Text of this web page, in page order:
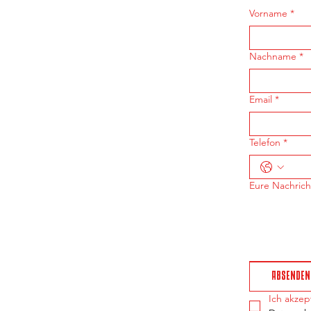
Vorname *
Nachname *
Email *
Telefon *
Eure
ABSENDEN